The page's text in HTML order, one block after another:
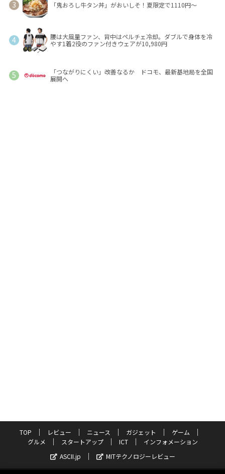
「鬼おろし牛タン丼」がおいしそ！夏限定で1110円～
腰は大風量ファン、背中はペルチェ冷却。ダブルで身体を冷
やす1着2役のファン付きウェアが10,980円
「つながりにくい」改善なるか ドコモ、最新基地局を全国
展開へ
TOP レビュー ニュース ガジェット
ゲーム
グルメ
スタートアップ ICT
インフォメーション
ASCII.jp
MITテクノロジーレビュー